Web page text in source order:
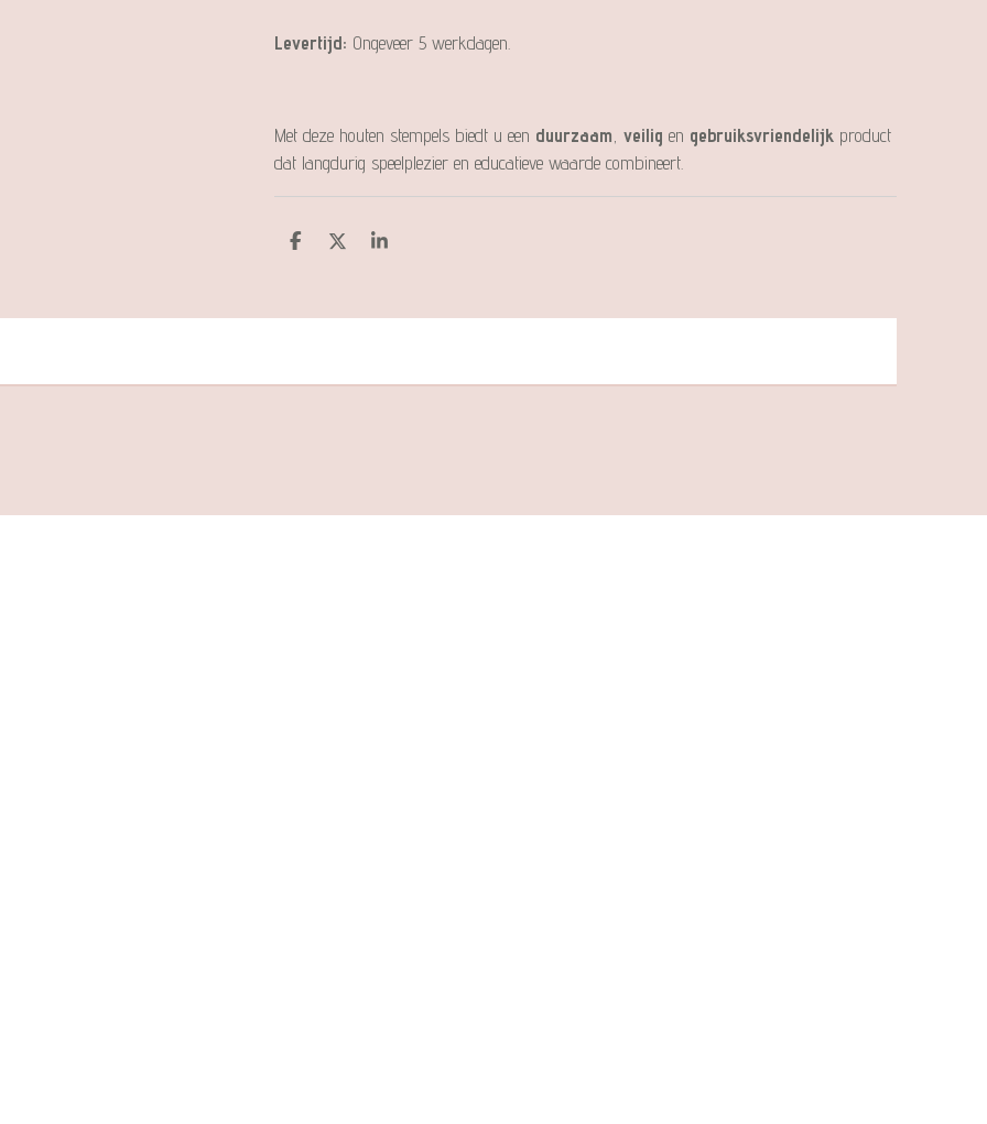
Levertijd: Ongeveer 5 werkdagen.
Met deze houten stempels biedt u een duurzaam veilig en gebruiksvriendelijk product
dat langdurig speelplezier en educatieve waarde combineert.
D
n
D
S
e